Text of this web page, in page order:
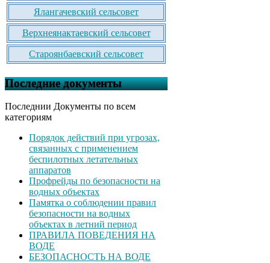
Ялангачевский сельсовет
Верхнеянактаевский сельсовет
Староянбаевский сельсовет
Последние документы
Последнии Документы по всем
категориям
Порядок действий при угрозах,
связанных с применением
беспилотных летательных
аппаратов
Профрейды по безопасности на
водных объектах
Памятка о соблюдении правил
безопасности на водных
объектах в летний период
ПРАВИЛА ПОВЕДЕНИЯ НА
ВОДЕ
БЕЗОПАСНОСТЬ НА ВОДЕ